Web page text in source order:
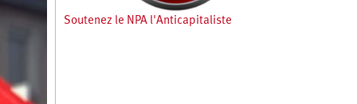
Soutenez le NPA l'Anticapitaliste